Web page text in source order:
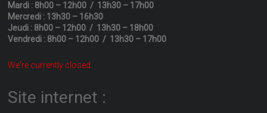
Mardi : 8h00 – 12h00 / 13h30 – 17h00
Mercredi : 13h30 – 16h30
Jeudi : 8h00 – 12h00 / 13h30 – 18h00
Vendredi : 8h00 – 12h00 / 13h30 – 17h00
We're currently closed.
Site internet :